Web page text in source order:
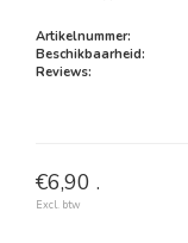
Artikelnummer:
Beschikbaarheid:
Reviews:
€6,90 .
Excl. btw